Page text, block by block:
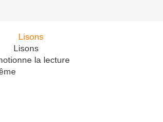
Lisons
la lecture